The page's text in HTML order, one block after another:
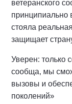
ветеранского
стояла
защищает
Уверен: только
сообща, мы
вызовы и
поколений»